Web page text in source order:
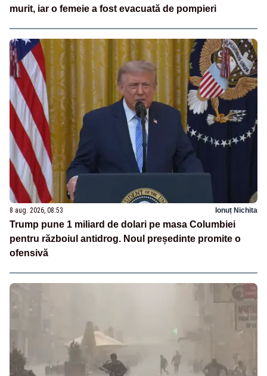
murit, iar o femeie a fost evacuată de pompieri
8 aug. 2026, 08:53 Ionuț Nichita
Trump pune 1 miliard de dolari pe masa Columbiei
pentru războiul antidrog. Noul președinte promite o
ofensivă